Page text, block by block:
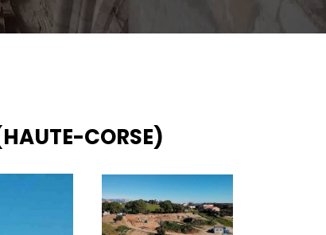
CORSE)